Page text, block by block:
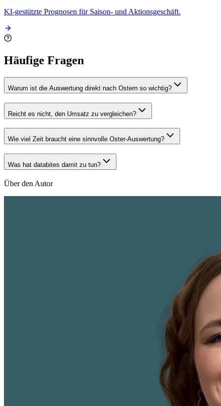
KI-gestützte Prognosen für Saison- und Aktionsgeschäft.
Häufige Fragen
Warum ist die Auswertung direkt nach Ostern so wichtig?
Reicht es nicht, den Umsatz zu vergleichen?
Wie viel Zeit braucht eine sinnvolle Oster-Auswertung?
Was hat databites damit zu tun?
Über den Autor